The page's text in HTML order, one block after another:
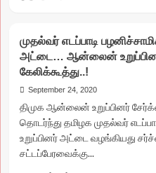
அடுத்த
உளறல்!!
எஸ்.பி.பி
க்கு
கொரோனா
“நெகட்டிவ்’!!
அஞ்சலி
செலுத்த
ஏற்பாடு!!
முதல்வர் எடப்பாடி
அட்டை… ஆன்லைன்
கேலிக்கூத்து..!
September 24, 2020
திமுக ஆன்லைன் உறுப்பினர்
தொடர்ந்து தமிழக முதல்வர்
உறுப்பினர் அட்டை வழங்கியது
சட்டப்பேரவைக்கு...